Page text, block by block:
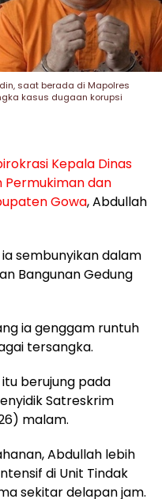
saat berada di Mapolres
kasus dugaan korupsi
Kepala Dinas
Permukiman dan
Gowa, Abdullah
sembunyikan dalam
Bangunan Gedung
ia genggam runtuh
tersangka.
berujung pada
Satreskrim
malam.
Abdullah lebih
di Unit Tindak
sekitar delapan jam.